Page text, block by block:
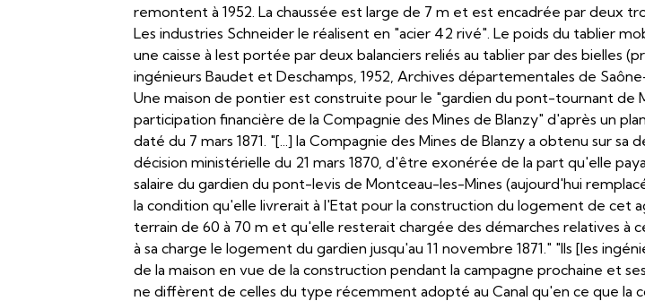
remontent à 1952. La chaussée est large de 7 m et est encadrée par deux
Les industries Schneider le réalisent en "acier 42 rivé". Le poids du tablier
une caisse à lest portée par deux balanciers reliés au tablier par des bielles
ingénieurs Baudet et Deschamps, 1952, Archives départementales de
Une maison de pontier est construite pour le "gardien du pont-tournant de
participation financière de la Compagnie des Mines de Blanzy" d'après un
daté du 7 mars 1871. "[...] la Compagnie des Mines de Blanzy a obtenu sur sa
décision ministérielle du 21 mars 1870, d'être exonérée de la part qu'elle
salaire du gardien du pont-levis de Montceau-les-Mines (aujourd'hui
la condition qu'elle livrerait à l'Etat pour la construction du logement de cet
terrain de 60 à 70 m et qu'elle resterait chargée des démarches relatives à
à sa charge le logement du gardien jusqu'au 11 novembre 1871." "Ils [les
de la maison en vue de la construction pendant la campagne prochaine et
ne diffèrent de celles du type récemment adopté au Canal qu'en ce que la